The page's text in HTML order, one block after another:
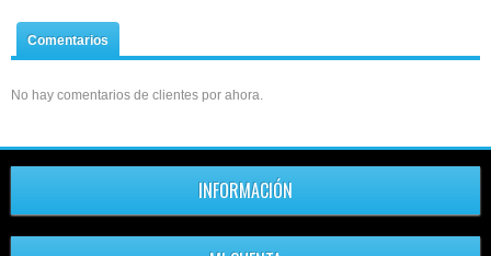
Comentarios
No hay comentarios de clientes por ahora.
INFORMACIÓN